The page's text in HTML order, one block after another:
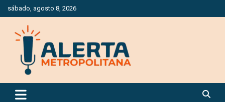
Saltar
al
contenido
sábado, agosto 8, 2026
Alerta Metropolitana